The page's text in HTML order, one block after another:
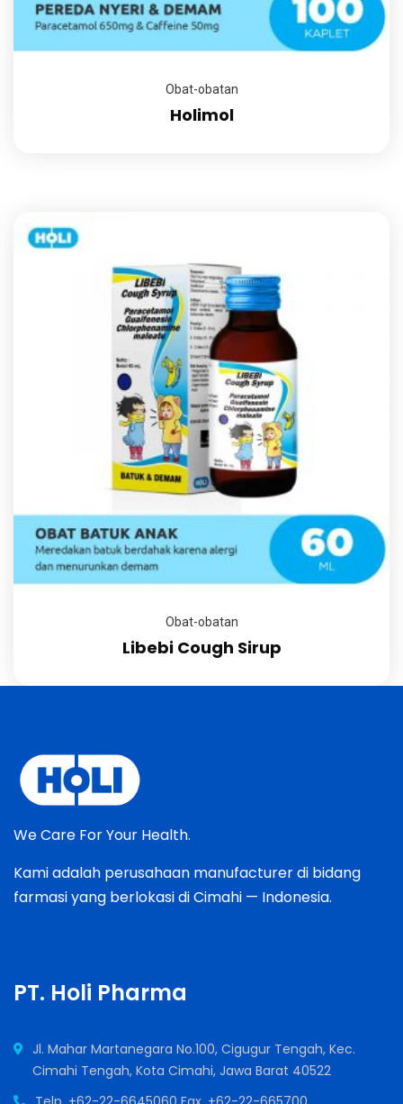
Obat-obatan
Holimol
Obat-obatan
Libebi Cough Sirup
We Care For Your Health.
Kami adalah perusahaan manufacturer di bidang
farmasi yang berlokasi di Cimahi — Indonesia.
PT. Holi Pharma
Jl. Mahar Martanegara No.100, Cigugur Tengah, Kec.
Cimahi Tengah, Kota Cimahi, Jawa Barat 40522